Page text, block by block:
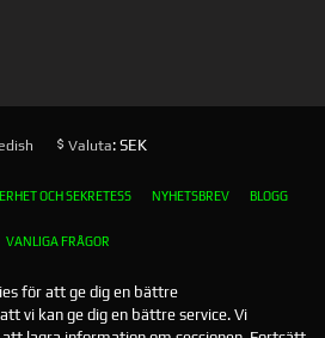
Valuta: SEK
OCH SEKRETESS NYHETSBREV BLOGG
VANLIGA FRÅGOR
för att ge dig en bättre
vi kan ge dig en bättre service. Vi